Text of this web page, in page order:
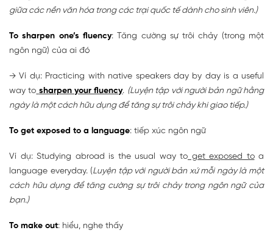
giữa các nền văn hóa trong các trại quốc tế dành cho sinh viên.)
To sharpen one’s fluency: Tăng cường sự trôi chảy (trong một
ngôn ngữ) của ai đó
→ Ví dụ: Practicing with native speakers day by day is a useful
way to sharpen your fluency. (Luyện tập với người bản ngữ hằng
ngày là một cách hữu dụng để tăng sự trôi chảy khi giao tiếp.)
To get exposed to a language: tiếp xúc ngôn ngữ
Ví dụ: Studying abroad is the usual way to get exposed toa
language everyday. (Luyện tập với người bản xứ mỗi ngày là một
cách hữu dụng để tăng cường sự trôi chảy trong ngôn ngữ của
bạn.)
To make out: hiểu, nghe thấy